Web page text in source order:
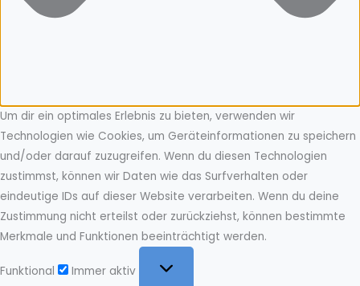
Um dir ein optimales Erlebnis zu bieten, verwenden wir
Technologien wie Cookies, um Geräteinformationen zu speichern
und/oder darauf zuzugreifen. Wenn du diesen Technologien
zustimmst, können wir Daten wie das Surfverhalten oder
eindeutige IDs auf dieser Website verarbeiten. Wenn du deine
Zustimmung nicht erteilst oder zurückziehst, können bestimmte
Merkmale und Funktionen beeinträchtigt werden.
Funktional
Immer aktiv